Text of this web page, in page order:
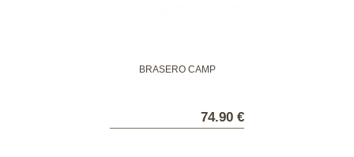
BRASÉRO CAMP
74.90 €